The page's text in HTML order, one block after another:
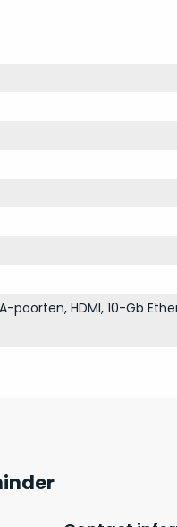
poorten, HDMI, 10-Gb